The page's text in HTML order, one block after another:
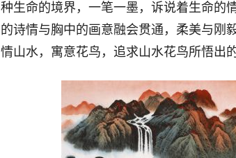
种生命的境界，一笔一墨，诉说着生命的
的诗情与胸中的画意融会贯通，柔美与刚
情山水，寓意花鸟，追求山水花鸟所悟出